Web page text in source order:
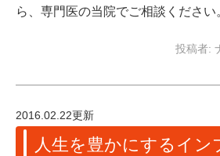
ら、専門医の当院でご相談ください
投稿者:
2016.02.22更新
人生を豊かにするイン